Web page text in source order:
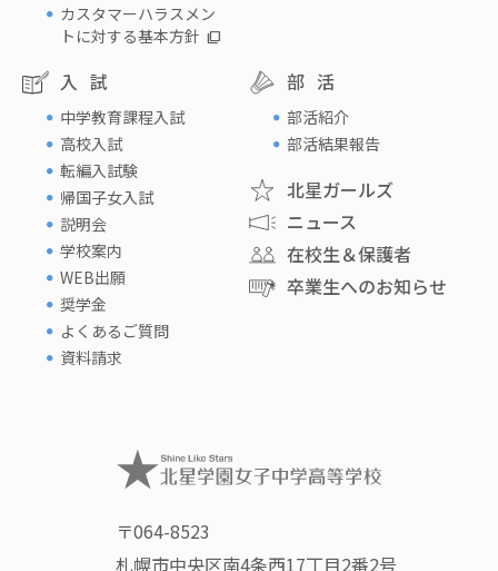
カスタマーハラスメン
トに対する基本方針
入試
中学教育課程入試
高校入試
転編入試験
帰国子女入試
説明会
学校案内
WEB出願
奨学金
よくあるご質問
資料請求
部活
部活紹介
部活結果報告
北星ガールズ
ニュース
在校生＆保護者
卒業生へのお知らせ
〒064-8523
札幌市中央区南4条西17丁目2番2号